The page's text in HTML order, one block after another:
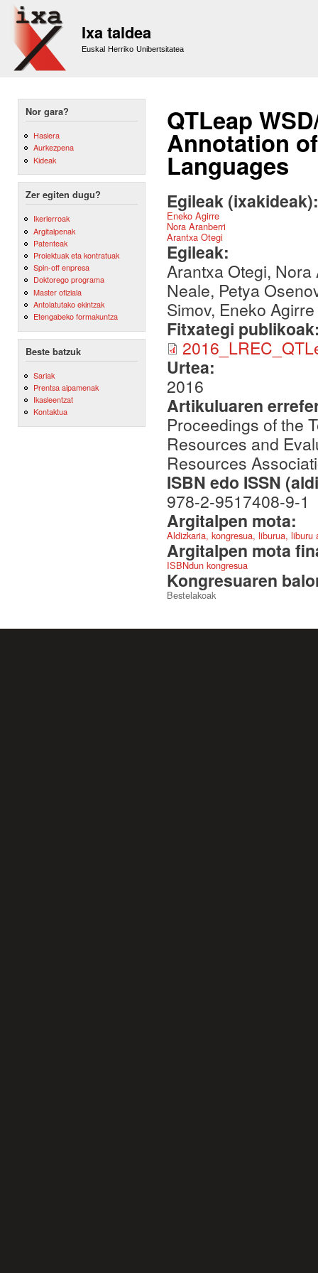
Ixa taldea
Euskal Herriko Unibertsitatea
Nor gara?
Hasiera
Aurkezpena
Kideak
Zer egiten dugu?
Ikerlerroak
Argitalpenak
Patenteak
Proiektuak eta kontratuak
Spin-off enpresa
Doktorego programa
Master ofiziala
Antolatutako ekintzak
Etengabeko formakuntza
Beste batzuk
Sariak
Prentsa aipamenak
Ikasleentzat
Kontaktua
QTLeap
Annotation
Languages
Egileak
Eneko Agirre
Nora Aranberri
Arantxa Otegi
Egileak:
Arantxa Otegi,
Neale, Petya
Simov, Eneko Agirre
Fitxategi
Urtea:
2016
Artikuluaren
Proceedings of the
Resources and
Resources
ISBN edo ISSN
978-2-9517408-9-1
Argitalpen mota:
Aldizkaria, kongresua, liburua,
Argitalpen mota
ISBNdun kongresua
Kongresuaren
Bestelakoak